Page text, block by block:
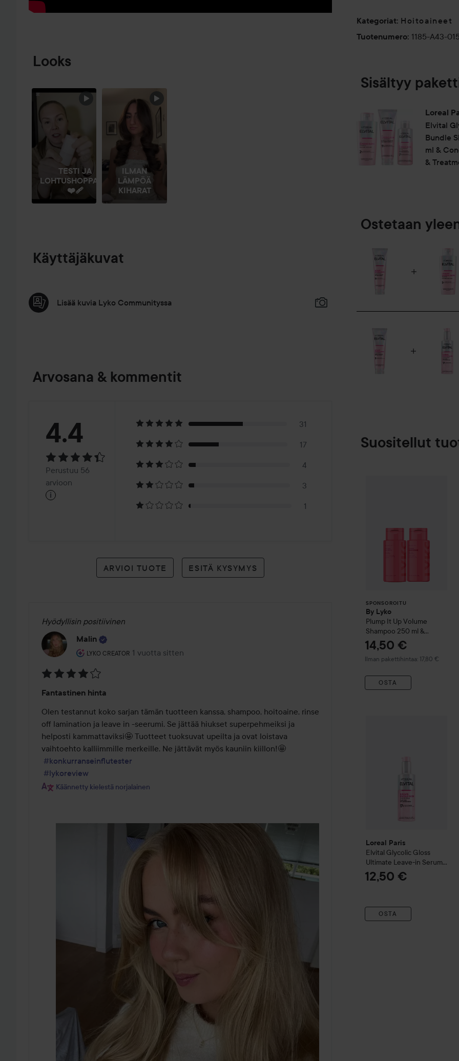
Looks
OHITA OSIO
TESTI JA
LOHTUSHOPPAILU
❤️‍🩹
ILMAN
LÄMPÖÄ
KIHARAT
Käyttäjäkuvat
Lisää kuvia Lyko Communityssa
Arvosana & kommentit
Arvosana:
4.4Perustuu
56
4.4
Perustuu 56
arvioon
i
31
17
4
3
1
ARVIOI TUOTE ESITÄ KYSYMYS
Hyödyllisin positiivinen
Malin
LYKO CREATOR
Käyttäjän rooli: Lyko Creator.
1 vuotta sitten
Viesti luotiin 1 vuotta sitten
4
/
5
Fantastinen hinta
Olen testannut koko sarjan tämän tuotteen kanssa, shampoo, hoitoaine, rinse
off lamination ja leave in -seerumi. Se jättää hiukset superpehmeiksi ja
helposti kammattaviksi🤩 Tuotteet tuoksuvat upeilta ja ovat loistava
vaihtoehto kalliimmille merkeille. Ne jättävät myös kauniin kiillon!🤩
#konkurranseinflutester
#lykoreview
Käännetty kielestä norjalainen
Käyttö:
Anna vaikuttaa 3 minuuttia
Säilytettävä lasten
silmiin, huuhtele ne
Kategoriat: Hoitoaineet
Tuotenumero: 1185-A43-
Sisältyy
Loreal
Elvital
Bundle
ml &
&
Ostetaan
Suositellut
SPONSOROITU
By Lyko
Plump It UpVolume
Shampoo 250 ml &
Conditioner 250 ml
14,50 €
Ilman pakettihintaa: 17,80 €
OSTA
Loreal Paris
Elvital Glycolic Gloss
Ultimate Leave-in Serum
For Dull Hair150 ml
12,50 €
OSTA